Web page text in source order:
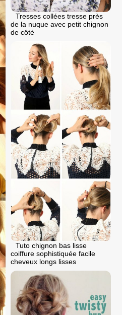
Tresses collées tresse près
de la nuque avec petit chignon
de côté
Tuto chignon bas lisse
coiffure sophistiquée facile
cheveux longs lisses